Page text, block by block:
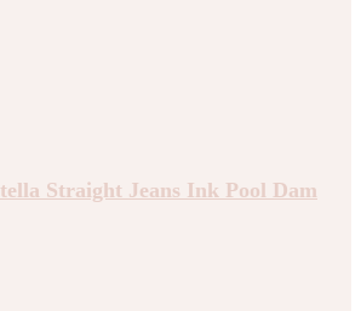
Straight Jeans Ink Pool Dam